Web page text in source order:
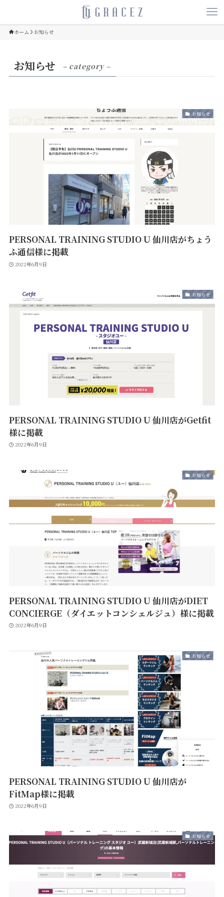
ホーム お知らせ
お知らせ – category –
お知らせ
PERSONAL TRAINING STUDIO U 仙川店がちょう
ふ通信様に掲載
2022年6月9日
お知らせ
PERSONAL TRAINING STUDIO U 仙川店がGetfit
様に掲載
2022年6月9日
お知らせ
PERSONAL TRAINING STUDIO U 仙川店がDIET
CONCIERGE（ダイエットコンシェルジュ）様に掲載
2022年6月9日
お知らせ
PERSONAL TRAINING STUDIO U 仙川店が
FitMap様に掲載
2022年6月9日
お知らせ